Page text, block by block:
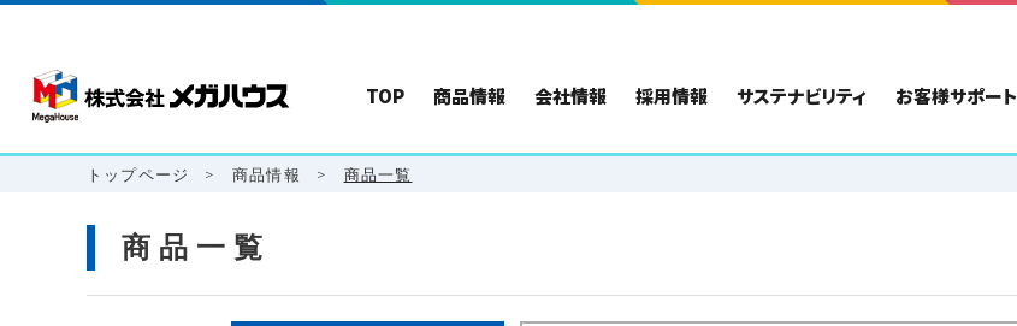
TOP 商品情報 会社情報 採用情報 サステナビリティ お客様サポート
トップページ > 商品情報 > 商品一覧
商品一覧